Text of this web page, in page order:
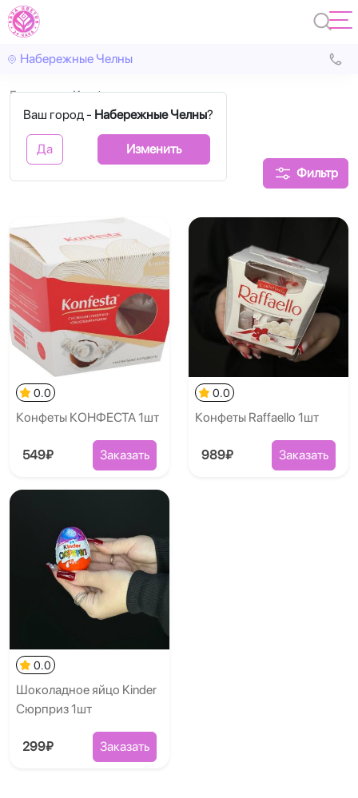
Набережные Челны
Ваш город - Набережные Челны?
Да Изменить
Главная Конфеты
Конфеты
Фильтр
0.0
Конфеты КОНФЕСТА 1шт
549₽ Заказать
0.0
Конфеты Raffaello 1шт
989₽ Заказать
0.0
Шоколадное яйцо Kinder
Сюрприз 1шт
299₽ Заказать